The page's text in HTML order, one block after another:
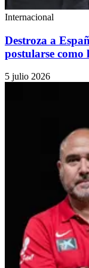
Internacional
Destroza a
postularse como
5 julio 2026